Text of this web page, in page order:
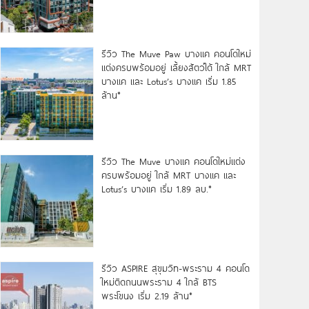
รีวิว The Muve Paw บางแค คอนโดใหม่
แต่งครบพร้อมอยู่ เลี้ยงสัตว์ได้ ใกล้ MRT
บางแค และ Lotus’s บางแค เริ่ม 1.85
ล้าน*
รีวิว The Muve บางแค คอนโดใหม่แต่ง
ครบพร้อมอยู่ ใกล้ MRT บางแค และ
Lotus’s บางแค เริ่ม 1.89 ลบ.*
รีวิว ASPIRE สุขุมวิท-พระราม 4 คอนโด
ใหม่ติดถนนพระราม 4 ใกล้ BTS
พระโขนง เริ่ม 2.19 ล้าน*